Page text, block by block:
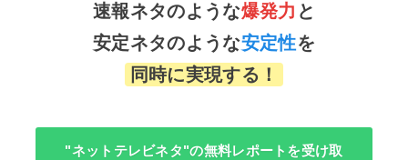
速報ネタのような爆発力 と
安定ネタのような安定性を
同時に実現する！
"ネットテレビネタ"の無料レポートを受け取